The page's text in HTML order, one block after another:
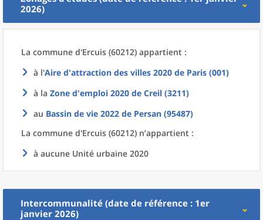
2026)
La commune d'Ercuis (60212) appartient :
à l'Aire d'attraction des villes 2020 de Paris (001)
à la Zone d'emploi 2020 de Creil (3211)
au Bassin de vie 2022 de Persan (95487)
La commune d'Ercuis (60212) n’appartient :
à aucune Unité urbaine 2020
Intercommunalité (date de référence : 1er
janvier 2026)